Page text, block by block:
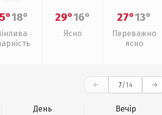
18° 29°16°
Ясно
27°13°
Переважно
ясно
7/14
День
Вечір